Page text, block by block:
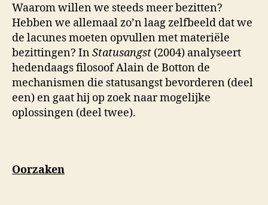
Waarom willen we steeds meer bezitten?
Hebben we allemaal zo’n laag zelfbeeld dat we
de lacunes moeten opvullen met materiële
bezittingen? InStatusangst (2004) analyseert
hedendaags filosoof Alain de Botton de
mechanismen die statusangst bevorderen (deel
een) en gaat hij op zoek naar mogelijke
oplossingen (deel twee).
Oorzaken